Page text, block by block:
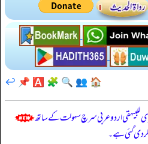
🏠
👥
🔍
🧩
🅰️
📌
↩️
للبيهقي اردو عربی سرچ سہولت کے ساتھ
دی گئی ہے۔